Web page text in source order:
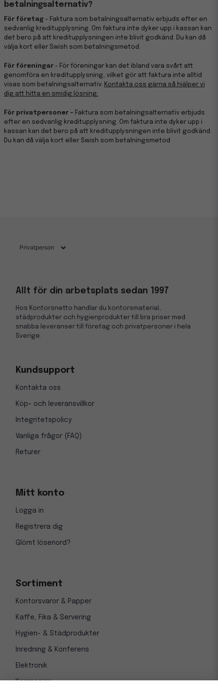
betalningsalternativ?
För företag - Faktura som betalningsalternativ erbjuds efter en
sedvanlig kreditupplysning. Om faktura inte dyker upp i kassan kan
det bero på att kreditupplysningen inte blivit godkänd. Du kan då
välja kort eller Swish som betalningsmetod.
För föreningar - För föreningar kan det ibland vara svårt att
genomföra en kreditupplysning, vilket gör att faktura inte alltid
visas som betalningsalternativ. Kontakta oss gärna så hjälper vi
dig att hitta en smidig lösning.
För privatpersoner - Faktura som betalningsalternativ erbjuds
efter en sedvanlig kreditupplysning. Om faktura inte dyker upp i
kassan kan det bero på att kreditupplysningen inte blivit godkänd.
Du kan då välja kort eller Swish som betalningsmetod
Allt för din arbetsplats sedan 1997
Hos Kontorsnetto handlar du kontorsmaterial,
städprodukter och hygienprodukter till bra priser med
snabba leveranser till företag och privatpersoner i hela
Sverige.
Kundsupport
Kontakta oss
Köp- och leveransvillkor
Integritetspolicy
Vanliga frågor (FAQ)
Returer
Mitt konto
Logga in
Registrera dig
Glömt lösenord?
Sortiment
Kontorsvaror & Papper
Kaffe, Fika & Servering
Hygien- & Städprodukter
Inredning & Konferens
Elektronik
Kampanjer